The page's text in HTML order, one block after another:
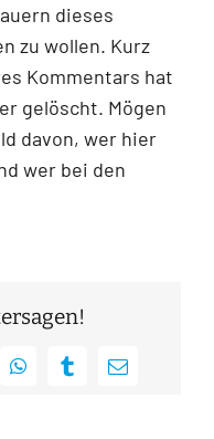
dieses
zu wollen. Kurz
Kommentars hat
gelöscht. Mögen
davon, wer hier
wer bei den
WhatsAppTumblrE-